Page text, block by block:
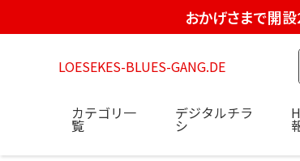
おかげさまで開
LOESEKES-BLUES-GANG.DE
カテゴリ一
覧
デジタルチラ
シ